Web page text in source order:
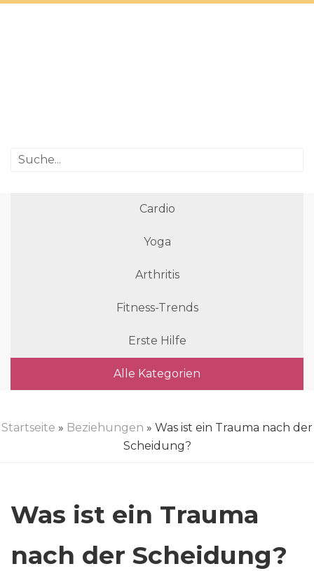
Cardio
Yoga
Arthritis
Fitness-Trends
Erste Hilfe
Alle Kategorien
Startseite » Beziehungen » Was ist ein Trauma nach der
Scheidung?
Was ist ein Trauma
nach der Scheidung?